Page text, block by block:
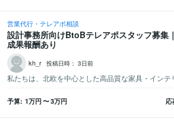
営業代行・テレアポ相談
設計事務所向けBtoBテレアポスタッフ募集
成果報酬あり
kh_r 投稿日時： 3日前
予算 1万円〜3万円